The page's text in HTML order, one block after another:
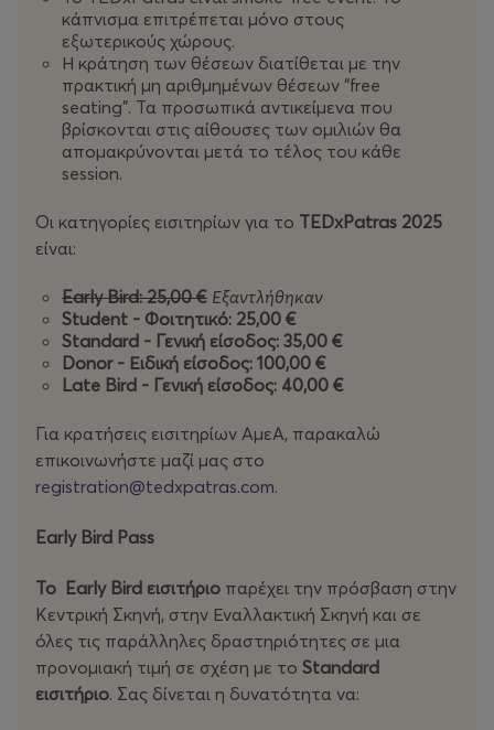
και την προώθηση της συνεργασίας, όχι μόνο μέσα στην
κοινότητα της Πάτρας και της Δυτικής Ελλάδας αλλά
και σε όλη την Ελλάδα, την Ευρώπη και τον κόσμο. Το
TEDxPatrasέχει δώσει το έναυσμα για αμέτρητες
συζητήσεις, συνδέοντας το πάθος για τον τόπο μας με
την παγκόσμια επιρροή ως μέρος της κοινότητας
ΤοTEDxPatras 2025
σας προσκαλεί να γιορτάσουμε
μαζί αυτή την πορεία και να κάνουμε το τολμηρό βήμα
μέλλοντος περιμένουν να γραφτούν.
κάπνισμα επιτρέπεται μόνο στους
εξωτερικούς χώρους.
Η κράτηση των θέσεων διατίθεται με την
πρακτική μη αριθμημένων θέσεων “free
seating”. Τα προσωπικά αντικείμενα που
βρίσκονται στις αίθουσες των ομιλιών θα
απομακρύνονται μετά το τέλος του κάθε
session.
Οι κατηγορίες εισιτηρίων για το TEDxPatras 2025
είναι:
Early Bird: 25,00 € Εξαντλήθηκαν
Student - Φοιτητικό: 25,00 €
Standard - Γενική είσοδος: 35,00 €
Donor - Ειδική είσοδος: 100,00 €
Late Bird - Γενική είσοδος: 40,00 €
Για κρατήσεις εισιτηρίων ΑμεΑ, παρακαλώ
επικοινωνήστε μαζί μας στο
registration@tedxpatras.com.
Early Bird Pass
Το Early Bird εισιτήριo παρέχει την πρόσβαση στην
Κεντρική Σκηνή, στην Εναλλακτική Σκηνή και σε
όλες τις παράλληλες δραστηριότητες σε μια
προνομιακή τιμή σε σχέση με το Standard
εισιτήριο. Σας δίνεται η δυνατότητα να: